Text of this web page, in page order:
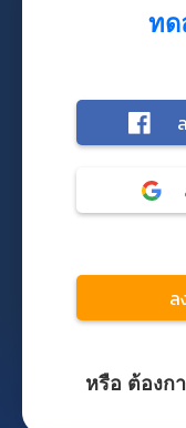
ทด
หรือ ต้องก